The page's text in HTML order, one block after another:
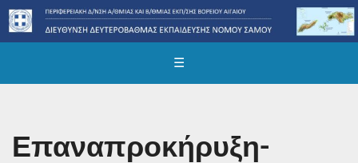
☰
Επαναπροκήρυξη-